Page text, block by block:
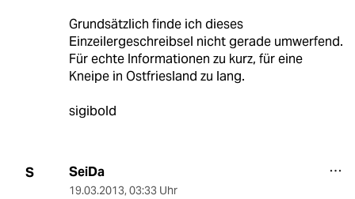
Grundsätzlich finde ich dieses
Einzeilergeschreibsel nicht gerade umwerfend.
Für echte Informationen zu kurz, für eine
Kneipe in Ostfriesland zu lang.
sigibold
S SeiDa
19.03.2013, 03:33 Uhr